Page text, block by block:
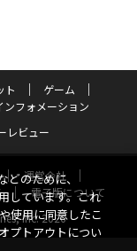
ト
ゲーム
ンフォメーション
レビュー
運営会社
電子版について
Inc. 2026
どのために、
しています。これ
使用に同意したこ
プトアウトについ